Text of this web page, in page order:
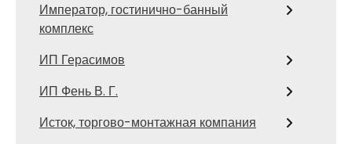
Император, гостинично-банный
комплекс
ИП Герасимов
ИП Фень В. Г.
Исток, торгово-монтажная компания